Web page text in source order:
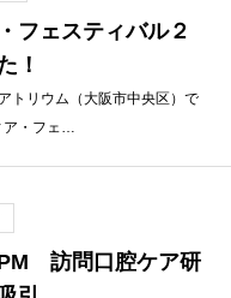
フェスティバル２
！
トリウム（大阪市中央区）で
ア・フェ…
訪問口腔ケア研